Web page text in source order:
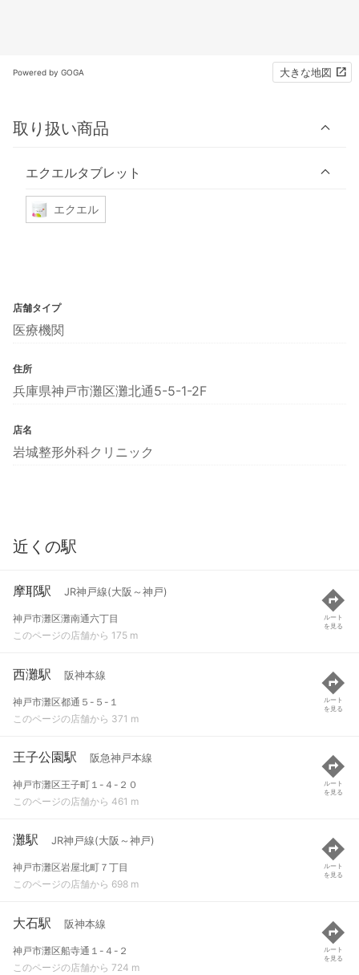
Powered by GOGA 大きな地図
取り扱い商品
エクエルタブレット
エクエル
店舗タイプ
医療機関
住所
兵庫県神戸市灘区灘北通5-5-1-2F
店名
岩城整形外科クリニック
近くの駅
摩耶駅 JR神戸線(大阪～神戸)
神戸市灘区灘南通六丁目
このページの店舗から 175 m
ルート
を見る
西灘駅 阪神本線
神戸市灘区都通５-５-１
このページの店舗から 371 m
ルート
を見る
王子公園駅 阪急神戸本線
神戸市灘区王子町１-４-２０
このページの店舗から 461 m
ルート
を見る
灘駅 JR神戸線(大阪～神戸)
神戸市灘区岩屋北町７丁目
このページの店舗から 698 m
ルート
を見る
大石駅 阪神本線
神戸市灘区船寺通１-４-２
このページの店舗から 724 m
ルート
を見る